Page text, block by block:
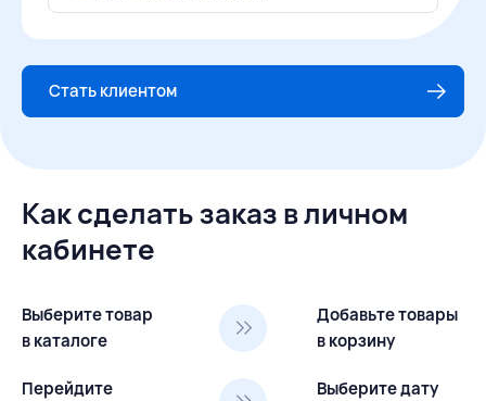
Стать клиентом
Как сделать заказ в личном
кабинете
Выберите товар
в каталоге
Добавьте товары
в корзину
Перейдите
Выберите дату